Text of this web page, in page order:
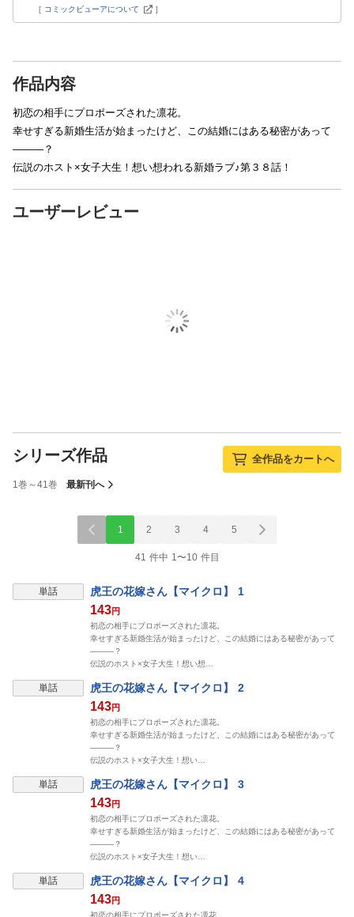
[ コミックビューアについて ]
作品内容
初恋の相手にプロポーズされた凛花。
幸せすぎる新婚生活が始まったけど、この結婚にはある秘密があって
―――？
伝説のホスト×女子大生！想い想われる新婚ラブ♪第３８話！
ユーザーレビュー
シリーズ作品 全作品をカートへ
1巻～41巻 最新刊へ
1 2 3 4 5
41 件中 1〜10 件目
単話 虎王の花嫁さん【マイクロ】 1
143円
初恋の相手にプロポーズされた凛花。
幸せすぎる新婚生活が始まったけど、この結婚にはある秘密があって
―――？
伝説のホスト×女子大生！想い想…
単話 虎王の花嫁さん【マイクロ】 2
143円
初恋の相手にプロポーズされた凛花。
幸せすぎる新婚生活が始まったけど、この結婚にはある秘密があって
―――？
伝説のホスト×女子大生！想い…
単話 虎王の花嫁さん【マイクロ】 3
143円
初恋の相手にプロポーズされた凛花。
幸せすぎる新婚生活が始まったけど、この結婚にはある秘密があって
―――？
伝説のホスト×女子大生！想い…
単話 虎王の花嫁さん【マイクロ】 4
143円
初恋の相手にプロポーズされた凛花。